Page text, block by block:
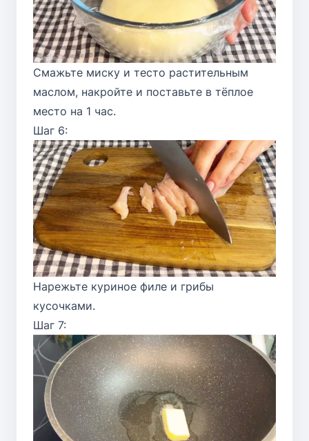
Смажьте миску и тесто растительным
маслом, накройте и поставьте в тёплое
место на 1 час.
Шаг 6:
Нарежьте куриное филе и грибы
кусочками.
Шаг 7: